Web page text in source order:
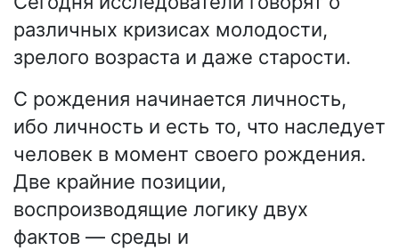
различных кризисах молодости,
зрелого возраста и даже старости.
С рождения начинается личность,
ибо личность и есть то, что наследует
человек в момент своего рождения.
Две крайние позиции,
воспроизводящие логику двух
фактов — среды и